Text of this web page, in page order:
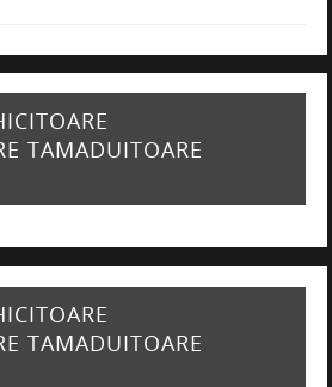
TAMADUITOARE
TAMADUITOARE